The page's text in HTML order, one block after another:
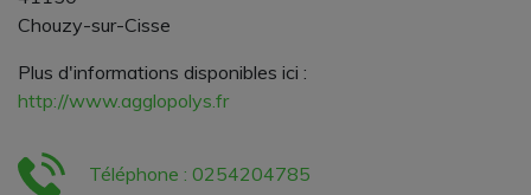
Chouzy-sur-Cisse
Plus d'informations disponibles ici :
http://www.agglopolys.fr
Téléphone : 0254204785